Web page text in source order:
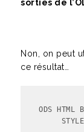
sorties de
Non, on peut
ce résultat…
ODS